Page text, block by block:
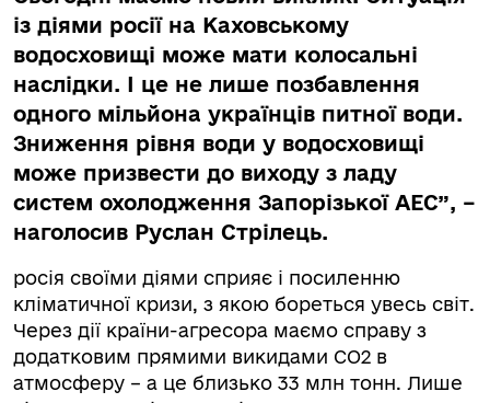
із діями росії на Каховському
водосховищі може мати колосальні
наслідки. І це не лише позбавлення
одного мільйона українців питної води.
Зниження рівня води у водосховищі
може призвести до виходу з ладу
систем охолодження Запорізької АЕС”, –
наголосив Руслан Стрілець.
росія своїми діями сприяє і посиленню
кліматичної кризи, з якою бореться увесь світ.
Через дії країни-агресора маємо справу з
додатковим прямими викидами СО2 в
атмосферу – а це близько 33 млн тонн. Лише